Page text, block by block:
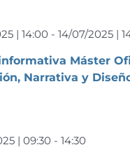
Máster
Narrativa y
| 14:00 - 14/07/2025 |
| 09:30 - 14:30